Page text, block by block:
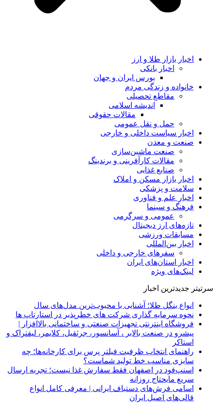
اخبار بازار طلا و ارز
اخبار بانکی
بورس ایران و جهان
خانواده و زندگی مردم
مقاطع تحصیلی
اندیشه اسلامی
مقالات حقوقی
حمل و نقل عمومی
اخبار سیاست داخلی و خارجی
صنعت و معدن
صنعت ماشین‌سازی
مقالات کارآفرینی و برندینگ
صنایع غذایی
اخبار بازار مسکن و املاک
سلامت و پزشکی
اخبار علم و فناوری
فرهنگ و سینما
عمومی و سرگرمی
تازه‌های ارز دیجیتال
مسابقات ورزشی
اخبار بین‌المللی
سفرهای خارجی و داخلی
اخبار استان‌های ایران
لینک‌های ویژه
سرتیتر جدیدترین اخبار
انواع بنگل طلا؛ آشنایی با محبوب‌ترین مدل‌های سال
نحوه سرمایه‌ گذاری شرکت‌ های خطرپذیر در استارتاپ ها
فروشگاه اینترنتی تجهیزات صنعتی و ساختمانی بالاافزار |
پیشرو در صنعت بالابر ، آسانسور، جرثقیل، کلایمر، لیفتراک و
استاکر
راهنمای انتخاب ظرفیت فیلتر پرس برای کارخانه‌ها؛ چه
سایزی مناسب خط تولید شماست؟
اسنپ‌فود در اصفهان فقط سفارش غذا نیست؛ تجربه ارسال
سریع مایحتاج روزانه
اسامی فرش‌های دستباف ایرانی | معرفی کامل انواع
قالی‌های اصیل ایران